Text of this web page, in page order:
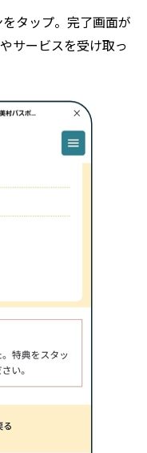
をタップ。完了画面が
サービスを受け取っ